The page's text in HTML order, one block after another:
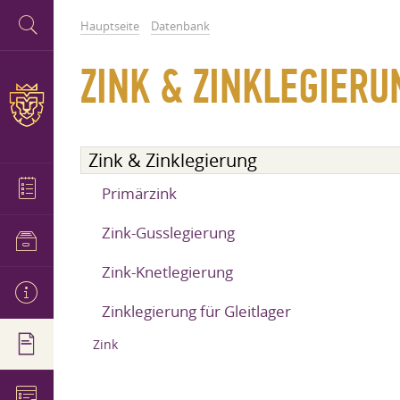
Hauptseite Datenbank
ZINK &
Zink & Zinklegierung
Primärzink
Zink-Gusslegierung
Zink-Knetlegierung
Zinklegierung für Gleitlager
Zink